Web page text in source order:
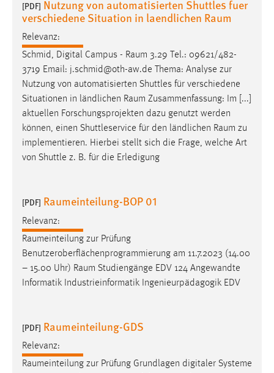
[PDF] Nutzung von automatisierten Shuttles fuer
verschiedene Situation in laendlichen Raum
Relevanz:
Schmid, Digital Campus - Raum 3.29 Tel.: 09621/482-
3719 Email: j.schmid@oth-aw.de Thema: Analyse zur
Nutzung von automatisierten Shuttles für verschiedene
Situationen in ländlichen Raum Zusammenfassung: Im [...]
aktuellen Forschungsprojekten dazu genutzt werden
können, einen Shuttleservice für den ländlichen Raum zu
implementieren. Hierbei stellt sich die Frage, welche Art
von Shuttle z. B. für die Erledigung
[PDF] Raumeinteilung-BOP 01
Relevanz:
Raumeinteilung zur Prüfung
Benutzeroberflächenprogrammierung am 11.7.2023 (14.00
– 15.00 Uhr) Raum Studiengänge EDV 124 Angewandte
Informatik Industrieinformatik Ingenieurpädagogik EDV
[PDF] Raumeinteilung-GDS
Relevanz:
Raumeinteilung zur Prüfung Grundlagen digitaler Systeme
Zweck:
Zugriffsstatistik
Cookie Laufzeit:
Max. 13 Monate
MARKETING
Marketing Cookies werden von Drittanbietern
verwendet, um personalisierte Werbung anzuzeigen.
Sie tun dies, indem sie Besucher über Websites
Google Ads
Name:
_gcl_au
Anbieter:
Google Ireland Limited
Cookie Laufzeit:
3 Monate